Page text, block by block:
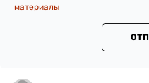
материалы